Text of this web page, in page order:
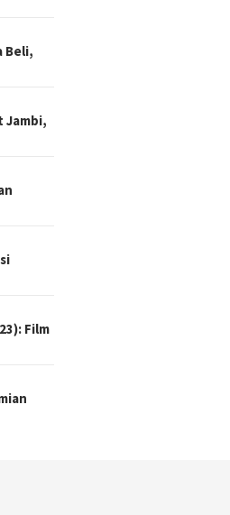
Beli,
Jambi,
Film